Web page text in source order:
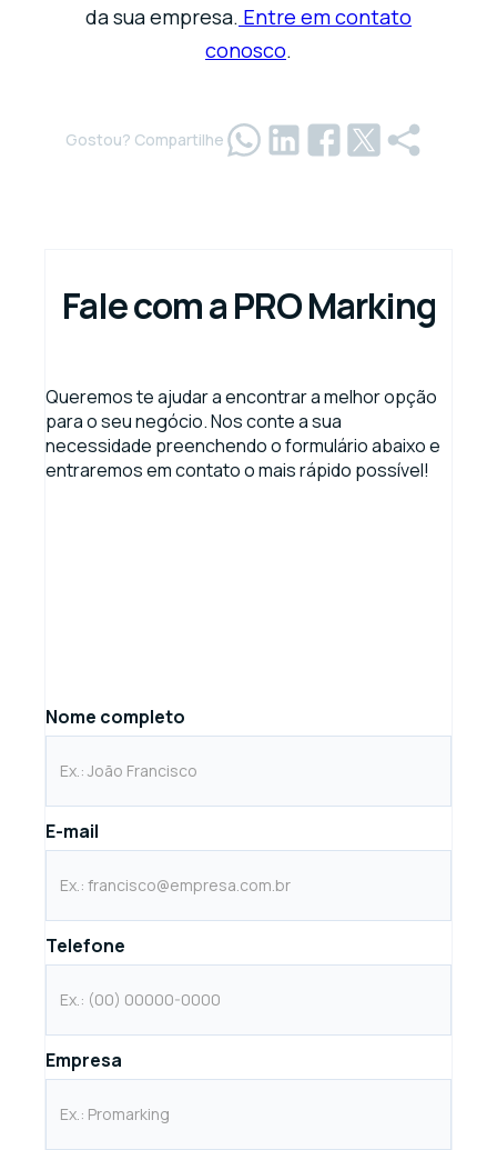
da sua empresa. Entre em contato
conosco.
Gostou? Compartilhe
Fale com a PRO Marking
Queremos te ajudar a encontrar a melhor opção
para o seu negócio. Nos conte a sua
necessidade preenchendo o formulário abaixo e
entraremos em contato o mais rápido possível!
Nome completo
E-mail
Telefone
Empresa